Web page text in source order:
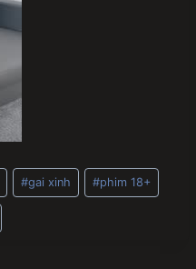
#gai xinh #phim 18+